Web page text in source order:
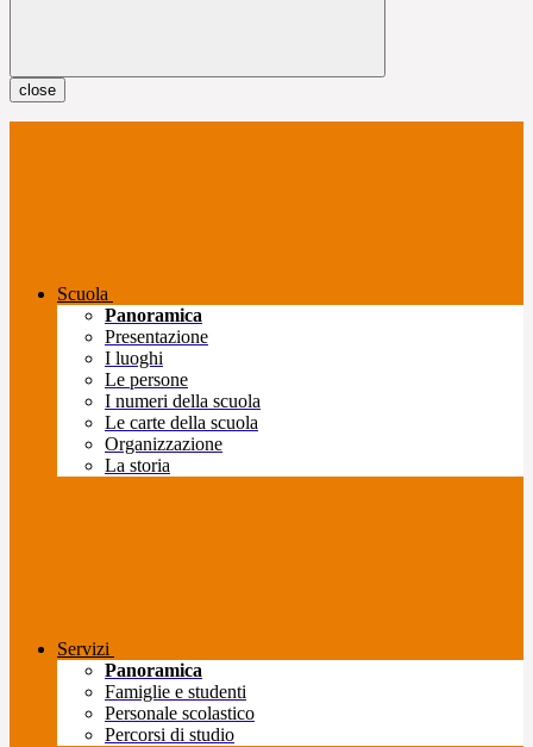
close
Scuola
Panoramica
Presentazione
I luoghi
Le persone
I numeri della scuola
Le carte della scuola
Organizzazione
La storia
Servizi
Panoramica
Famiglie e studenti
Personale scolastico
Percorsi di studio